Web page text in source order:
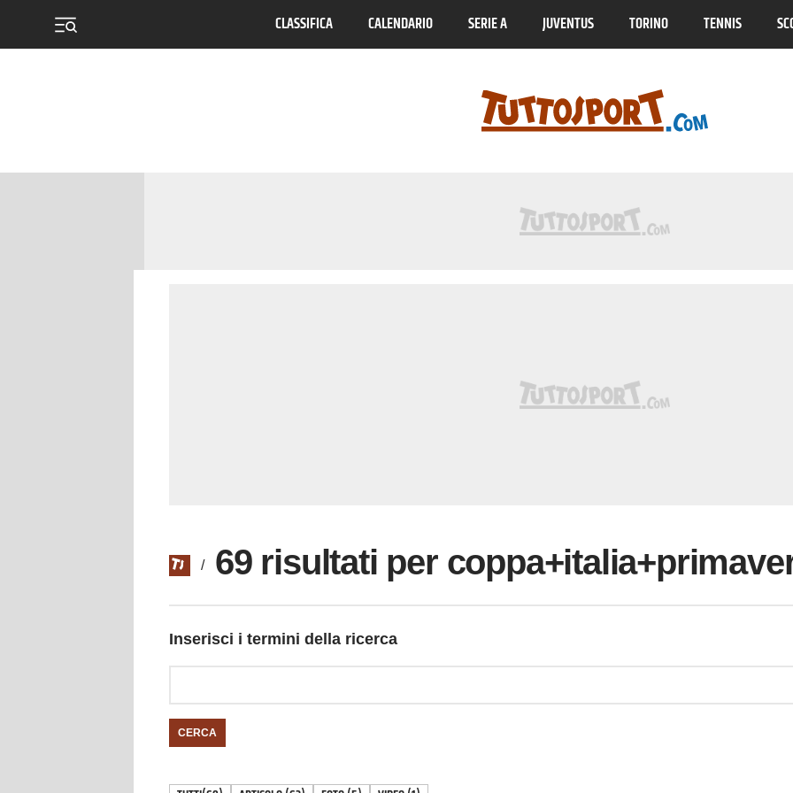
CLASSIFICA CALENDARIO SERIE A JUVENTUS TORINO TENNIS
/ 69 risultati per
Inserisci i termini della ricerca
CERCA